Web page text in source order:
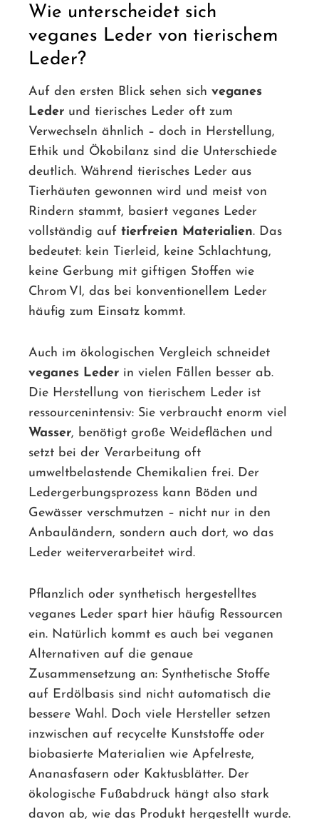
Wie unterscheidet sich
veganes Leder von tierischem
Leder?
Auf den ersten Blick sehen sich veganes
Leder und tierisches Leder oft zum
Verwechseln ähnlich – doch in Herstellung,
Ethik und Ökobilanz sind die Unterschiede
deutlich. Während tierisches Leder aus
Tierhäuten gewonnen wird und meist von
Rindern stammt, basiert veganes Leder
vollständig auf tierfreien Materialien. Das
bedeutet: kein Tierleid, keine Schlachtung,
keine Gerbung mit giftigen Stoffen wie
Chrom VI, das bei konventionellem Leder
häufig zum Einsatz kommt.
Auch im ökologischen Vergleich schneidet
veganes Leder in vielen Fällen besser ab.
Die Herstellung von tierischem Leder ist
ressourcenintensiv: Sie verbraucht enorm viel
Wasser, benötigt große Weideflächen und
setzt bei der Verarbeitung oft
umweltbelastende Chemikalien frei. Der
Ledergerbungsprozess kann Böden und
Gewässer verschmutzen – nicht nur in den
Anbauländern, sondern auch dort, wo das
Leder weiterverarbeitet wird.
Pflanzlich oder synthetisch hergestelltes
veganes Leder spart hier häufig Ressourcen
ein. Natürlich kommt es auch bei veganen
Alternativen auf die genaue
Zusammensetzung an: Synthetische Stoffe
auf Erdölbasis sind nicht automatisch die
bessere Wahl. Doch viele Hersteller setzen
inzwischen auf recycelte Kunststoffe oder
biobasierte Materialien wie Apfelreste,
Ananasfasern oder Kaktusblätter. Der
ökologische Fußabdruck hängt also stark
davon ab, wie das Produkt hergestellt wurde.